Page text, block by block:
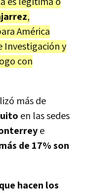
,
América
Investigación y
con
más de
en las sedes
e
de 17% son
hacen los